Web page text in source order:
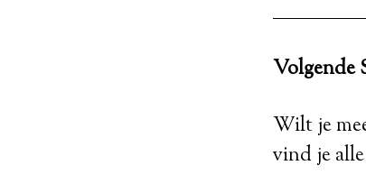
Volgende
Wilt je
vind je